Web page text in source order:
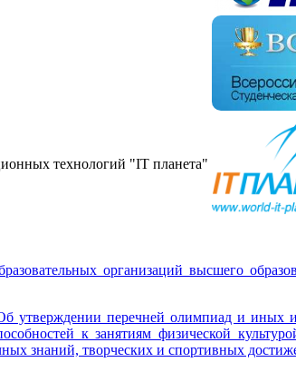
технологий "IT планета"
организаций высшего
перечней олимпиад и иных
к занятиям физической
знаний, творческих и спортивных